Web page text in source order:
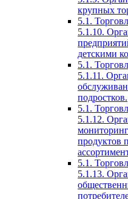
крупных
5.1.
5.1.10.
детскими
5.1.
5.1.11.
подростков.
5.1.
5.1.12.
продуктов
5.1.
5.1.13.